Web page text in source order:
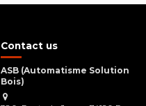
Contact us
ASB (Automatisme Solution
Bois)